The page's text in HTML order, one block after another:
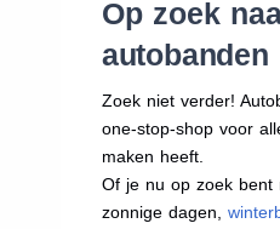
Op zoek
Zoek niet verder!
one-stop-shop voor
maken heeft.
Of je nu op zoek bent
zonnige dagen,